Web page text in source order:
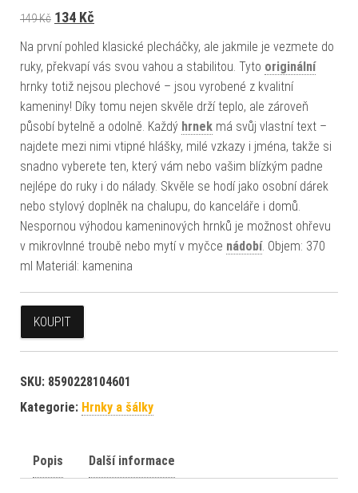
149Kč Původní cena byla: 149 Kč.
134 Kč
Na první pohled klasické plecháčky, ale jakmile je vezmete do
ruky, překvapí vás svou vahou a stabilitou. Tyto originální
hrnky totiž nejsou plechové – jsou vyrobené z kvalitní
kameniny! Díky tomu nejen skvěle drží teplo, ale zároveň
působí bytelně a odolně. Každý hrnek má svůj vlastní text –
najdete mezi nimi vtipné hlášky, milé vzkazy i jména, takže si
snadno vyberete ten, který vám nebo vašim blízkým padne
nejlépe do ruky i do nálady. Skvěle se hodí jako osobní dárek
nebo stylový doplněk na chalupu, do kanceláře i domů.
Nespornou výhodou kameninových hrnků je možnost ohřevu
v mikrovlnné troubě nebo mytí v myčce nádobí. Objem: 370
ml Materiál: kamenina
KOUPIT
SKU: 8590228104601
Kategorie: Hrnky a šálky
Popis Další informace